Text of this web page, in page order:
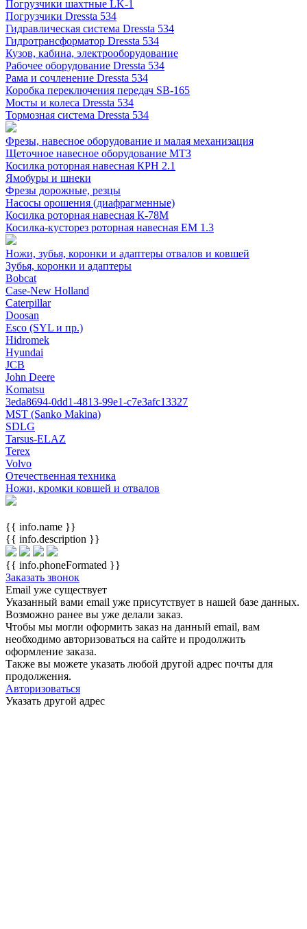
Погрузчики шахтные LK-1
Погрузчики Dressta 534
Гидравлическая система Dressta 534
Гидротрансформатор Dressta 534
Кузов, кабина, электрооборудование
Рабочее оборудование Dressta 534
Рама и сочленение Dressta 534
Коробка переключения передач SB-165
Мосты и колеса Dressta 534
Тормозная система Dressta 534
Фрезы, навесное оборудование и малая механизация
Щеточное навесное оборудование МТЗ
Косилка роторная навесная КРН 2.1
Ямобуры и шнеки
Фрезы дорожные, резцы
Насосы орошения (диафрагменные)
Косилка роторная навесная К-78М
Косилка-кусторез роторная навесная ЕМ 1.3
Ножи, зубья, коронки и адаптеры отвалов и ковшей
Зубья, коронки и адаптеры
Bobcat
Case-New Holland
Caterpillar
Doosan
Esco (SYL и пр.)
Hidromek
Hyundai
JCB
John Deere
Komatsu
3eda8694-0dd1-4813-99e1-c7e3afc13327
MST (Sanko Makina)
SDLG
Tarsus-ELAZ
Terex
Volvo
Отечественная техника
Ножи, кромки ковшей и отвалов
{{ info.name }}
{{ info.description }}
{{ info.phoneFormated }}
Заказать звонок
Email уже существует
Указанный вами email уже присутствует в нашей базе данных.
Возможно ранее вы уже делали заказ.
Чтобы мы могли оформить заказ на данный email, вам
необходимо авторизоваться на сайте и продолжить
оформление заказа.
Также вы можете указать любой другой адрес почты для
продолжения.
Авторизоваться
Указать другой адрес